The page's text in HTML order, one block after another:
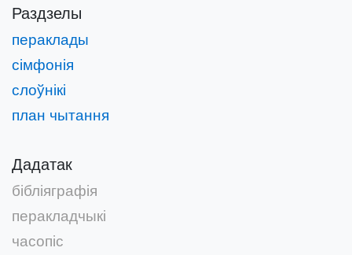
Раздзелы
пераклады
сімфонія
слоўнікі
план чытання
Дадатак
бібліяграфія
перакладчыкі
часопіс